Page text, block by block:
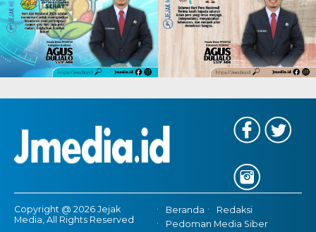
Copyright @ 2026 Jejak
Media, All Rights Reserved
Beranda
Redaksi
Pedoman Media Siber